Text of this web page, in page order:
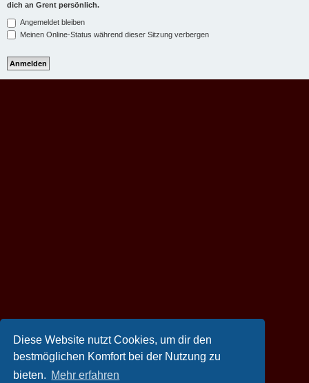
Diese Website nutzt Cookies, um dir den
bestmöglichen Komfort bei der Nutzung zu
bieten. Mehr erfahren
dich an Grent persönlich.
Angemeldet bleiben
Meinen Online-Status während dieser Sitzung verbergen